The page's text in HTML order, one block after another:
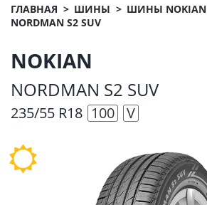
ГЛАВНАЯ ШИНЫ
ШИНЫ NOKIAN
NORDMAN S2 SUV
NOKIAN
NORDMAN S2 SUV
235/55 R18 100 V